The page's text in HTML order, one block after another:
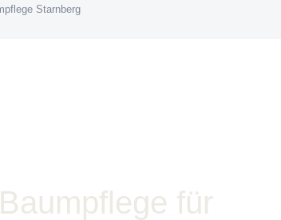
Starnberg
für